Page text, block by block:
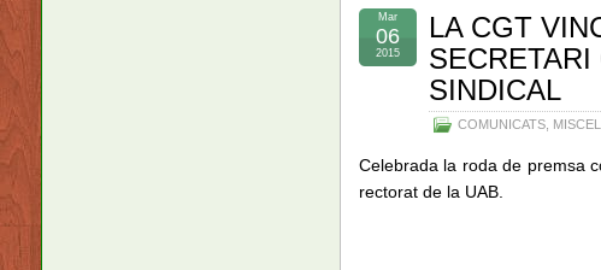
LA CGT
SECRETARI
SINDICAL
COMUNICATS
Mar
06
2015
Celebrada la roda de premsa
rectorat de la UAB.